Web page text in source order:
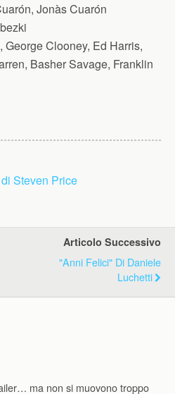
Jonàs Cuarón
George Clooney, Ed Harris,
Basher Savage, Franklin
di Steven Price
Articolo Successivo
"Anni Felici" Di Daniele
Luchetti
ma non si muovono troppo